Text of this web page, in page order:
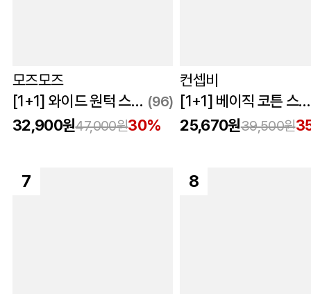
모즈모즈
[1+1] 와이드 원턱 스웨트 쇼츠 세트 (96)
32,900원47,000원30%
컨셉비
[1+1] 베이직 코튼 스판 하프 팬츠 5컬러
25,670원39,500원
7 8